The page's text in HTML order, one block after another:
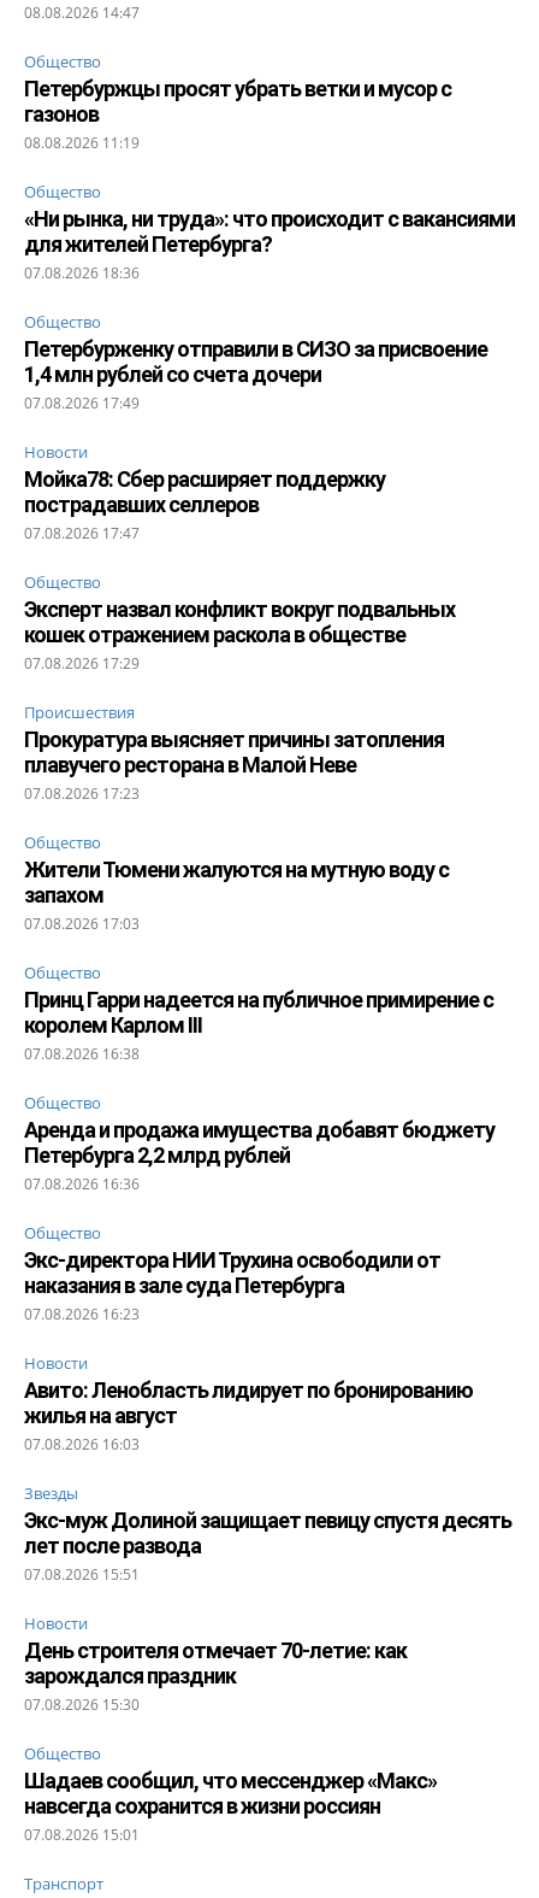
08.08.2026 14:47
Общество
Петербуржцы просят убрать ветки и мусор с
газонов
08.08.2026 11:19
Общество
«Ни рынка, ни труда»: что происходит с вакансиями
для жителей Петербурга?
07.08.2026 18:36
Общество
Петербурженку отправили в СИЗО за присвоение
1,4 млн рублей со счета дочери
07.08.2026 17:49
Новости
Мойка78: Сбер расширяет поддержку
пострадавших селлеров
07.08.2026 17:47
Общество
Эксперт назвал конфликт вокруг подвальных
кошек отражением раскола в обществе
07.08.2026 17:29
Происшествия
Прокуратура выясняет причины затопления
плавучего ресторана в Малой Неве
07.08.2026 17:23
Общество
Жители Тюмени жалуются на мутную воду с
запахом
07.08.2026 17:03
Общество
Принц Гарри надеется на публичное примирение с
королем Карлом III
07.08.2026 16:38
Общество
Аренда и продажа имущества добавят бюджету
Петербурга 2,2 млрд рублей
07.08.2026 16:36
Общество
Экс-директора НИИ Трухина освободили от
наказания в зале суда Петербурга
07.08.2026 16:23
Новости
Авито: Ленобласть лидирует по бронированию
жилья на август
07.08.2026 16:03
Звезды
Экс-муж Долиной защищает певицу спустя десять
лет после развода
07.08.2026 15:51
Новости
День строителя отмечает 70-летие: как
зарождался праздник
07.08.2026 15:30
Общество
Шадаев сообщил, что мессенджер «Макс»
навсегда сохранится в жизни россиян
07.08.2026 15:01
Транспорт